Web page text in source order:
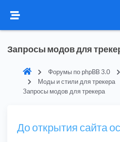
Запросы модов для
Форумы по phpBB 3.0
Моды и стили для трекера
Запросы модов для трекера
До открытия сайта